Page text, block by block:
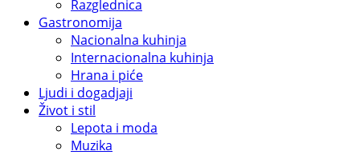
Razglednica
Gastronomija
Nacionalna kuhinja
Internacionalna kuhinja
Hrana i piće
Ljudi i dogadjaji
Život i stil
Lepota i moda
Muzika